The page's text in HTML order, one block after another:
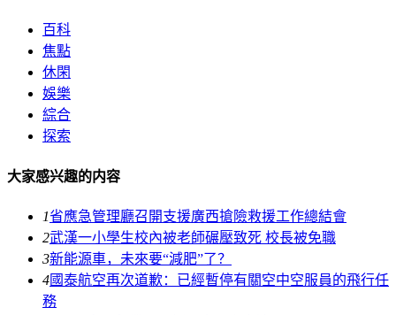
百科
焦點
休閑
娛樂
綜合
探索
大家感兴趣的内容
1省應急管理廳召開支援廣西搶險救援工作總結會
2武漢一小學生校內被老師碾壓致死 校長被免職
3新能源車，未來要“減肥”了？
4國泰航空再次道歉：已經暫停有關空中空服員的飛行任
務